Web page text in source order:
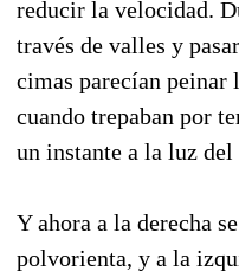
reducir la velocidad.
través de valles y
cimas parecían peinar
cuando trepaban por
un instante a la luz del
Y ahora a la derecha
polvorienta, y a la